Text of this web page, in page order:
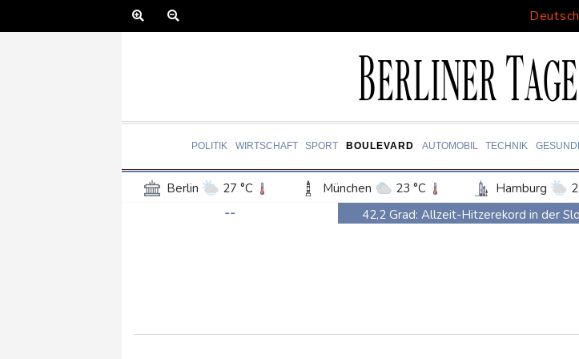
Deutsch
POLITIK WIRTSCHAFT SPORT BOULEVARD AUTOMOBIL TECHNIK
Berlin 27 °C München 23 °C Hamburg
Frankfurt am Main
Potsdam 26 °C
--
42,2 Grad: Allzeit-Hitzerekord in der
Tour de France Femmes: Lippert
Schwimm-EM: Hentschel/Müller
Mindestens 38 Soldaten bei Angriffen